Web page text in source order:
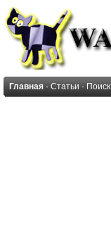
Главная · Статьи · Поиск